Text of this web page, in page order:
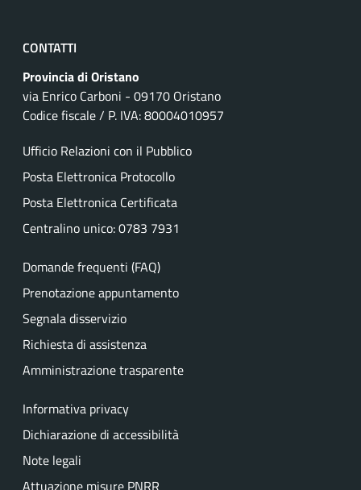
CONTATTI
Provincia di Oristano
via Enrico Carboni - 09170 Oristano
Codice fiscale / P. IVA: 80004010957
Ufficio Relazioni con il Pubblico
Posta Elettronica Protocollo
Posta Elettronica Certificata
Centralino unico: 0783 7931
Domande frequenti (FAQ)
Prenotazione appuntamento
Segnala disservizio
Richiesta di assistenza
Amministrazione trasparente
Informativa privacy
Dichiarazione di accessibilità
Note legali
Attuazione misure PNRR